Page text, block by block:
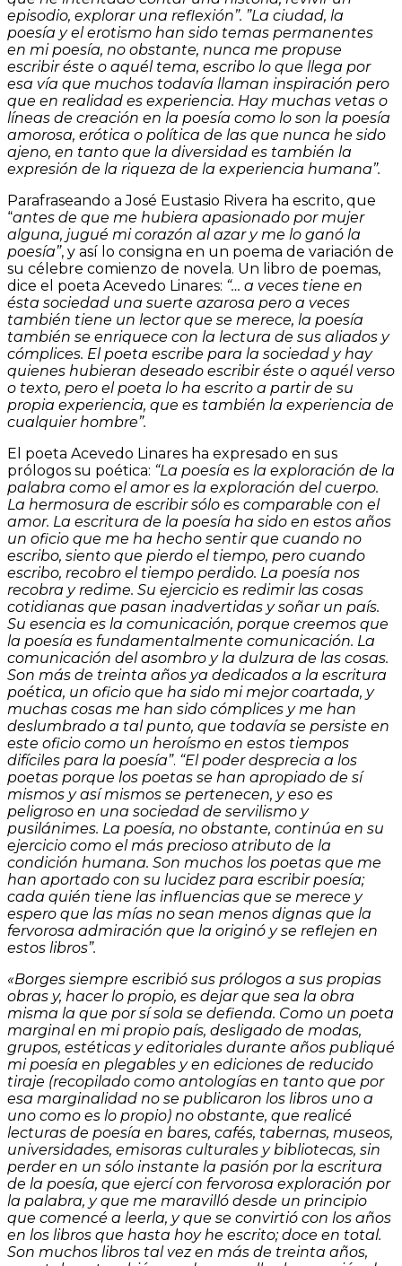
episodio, explorar una reflexión”. ”La ciudad, la
poesía y el erotismo han sido temas permanentes
en mi poesía, no obstante, nunca me propuse
escribir éste o aquél tema, escribo lo que llega por
esa vía que muchos todavía llaman inspiración pero
que en realidad es experiencia. Hay muchas vetas o
líneas de creación en la poesía como lo son la poesía
amorosa, erótica o política de las que nunca he sido
ajeno, en tanto que la diversidad es también la
expresión de la riqueza de la experiencia humana”.
Parafraseando a José Eustasio Rivera ha escrito, que
“antes de que me hubiera apasionado por mujer
alguna, jugué mi corazón al azar y me lo ganó la
poesía”, y así lo consigna en un poema de variación de
su célebre comienzo de novela. Un libro de poemas,
dice el poeta Acevedo Linares: “… a veces tiene en
ésta sociedad una suerte azarosa pero a veces
también tiene un lector que se merece, la poesía
también se enriquece con la lectura de sus aliados y
cómplices. El poeta escribe para la sociedad y hay
quienes hubieran deseado escribir éste o aquél verso
o texto, pero el poeta lo ha escrito a partir de su
propia experiencia, que es también la experiencia de
cualquier hombre”.
El poeta Acevedo Linares ha expresado en sus
prólogos su poética: “La poesía es la exploración de la
palabra como el amor es la exploración del cuerpo.
La hermosura de escribir sólo es comparable con el
amor. La escritura de la poesía ha sido en estos años
un oficio que me ha hecho sentir que cuando no
escribo, siento que pierdo el tiempo, pero cuando
escribo, recobro el tiempo perdido. La poesía nos
recobra y redime. Su ejercicio es redimir las cosas
cotidianas que pasan inadvertidas y soñar un país.
Su esencia es la comunicación, porque creemos que
la poesía es fundamentalmente comunicación. La
comunicación del asombro y la dulzura de las cosas.
Son más de treinta años ya dedicados a la escritura
poética, un oficio que ha sido mi mejor coartada, y
muchas cosas me han sido cómplices y me han
deslumbrado a tal punto, que todavía se persiste en
este oficio como un heroísmo en estos tiempos
difíciles para la poesía”. “El poder desprecia a los
poetas porque los poetas se han apropiado de sí
mismos y así mismos se pertenecen, y eso es
peligroso en una sociedad de servilismo y
pusilánimes. La poesía, no obstante, continúa en su
ejercicio como el más precioso atributo de la
condición humana. Son muchos los poetas que me
han aportado con su lucidez para escribir poesía;
cada quién tiene las influencias que se merece y
espero que las mías no sean menos dignas que la
fervorosa admiración que la originó y se reflejen en
estos libros”.
«Borges siempre escribió sus prólogos a sus propias
obras y, hacer lo propio, es dejar que sea la obra
misma la que por sí sola se defienda. Como un poeta
marginal en mi propio país, desligado de modas,
grupos, estéticas y editoriales durante años publiqué
mi poesía en plegables y en ediciones de reducido
tiraje (recopilado como antologías en tanto que por
esa marginalidad no se publicaron los libros uno a
uno como es lo propio) no obstante, que realicé
lecturas de poesía en bares, cafés, tabernas, museos,
universidades, emisoras culturales y bibliotecas, sin
perder en un sólo instante la pasión por la escritura
de la poesía, que ejercí con fervorosa exploración por
la palabra, y que me maravilló desde un principio
que comencé a leerla, y que se convirtió con los años
en los libros que hasta hoy he escrito; doce en total.
Son muchos libros tal vez en más de treinta años,